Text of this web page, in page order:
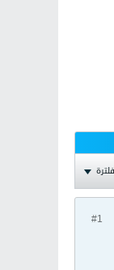
#1